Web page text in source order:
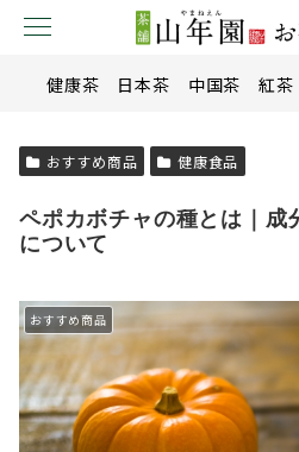
健康茶 日本茶 中国茶 紅茶
おすすめ商品 健康食品
ペポカボチャの種とは｜成
について
おすすめ商品